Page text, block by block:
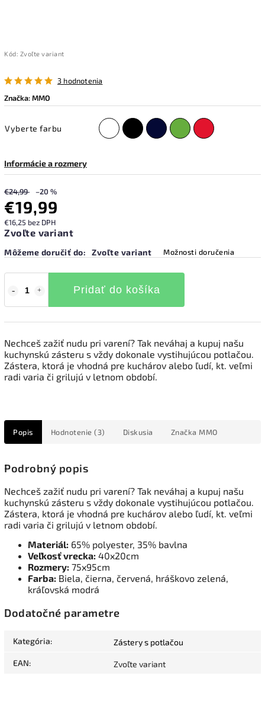
Kód: Zvoľte variant
3 hodnotenia
Značka:MMO
Vyberte farbu
Informácie a rozmery
€24,99 –20 %
€19,99
€16,25 bez DPH
Zvoľte variant
Môžeme doručiť do: Zvoľte variant Možnosti doručenia
Pridať do košíka
Nechceš zažiť nudu pri varení? Tak neváhaj a kupuj našu
kuchynskú zásteru s vždy dokonale vystihujúcou potlačou.
Zástera, ktorá je vhodná pre kuchárov alebo ľudí, kt. veľmi
radi varia či grilujú v letnom období.
Popis Hodnotenie (3) Diskusia Značka MMO
Podrobný popis
Nechceš zažiť nudu pri varení? Tak neváhaj a kupuj našu
kuchynskú zásteru s vždy dokonale vystihujúcou potlačou.
Zástera, ktorá je vhodná pre kuchárov alebo ľudí, kt. veľmi
radi varia či grilujú v letnom období.
Materiál: 65% polyester, 35% bavlna
Veľkosť vrecka: 40x20cm
Rozmery: 75x95cm
Farba: Biela, čierna, červená, hráškovo zelená,
kráľovská modrá
Dodatočné parametre
Kategória: Zástery s potlačou
EAN: Zvoľte variant